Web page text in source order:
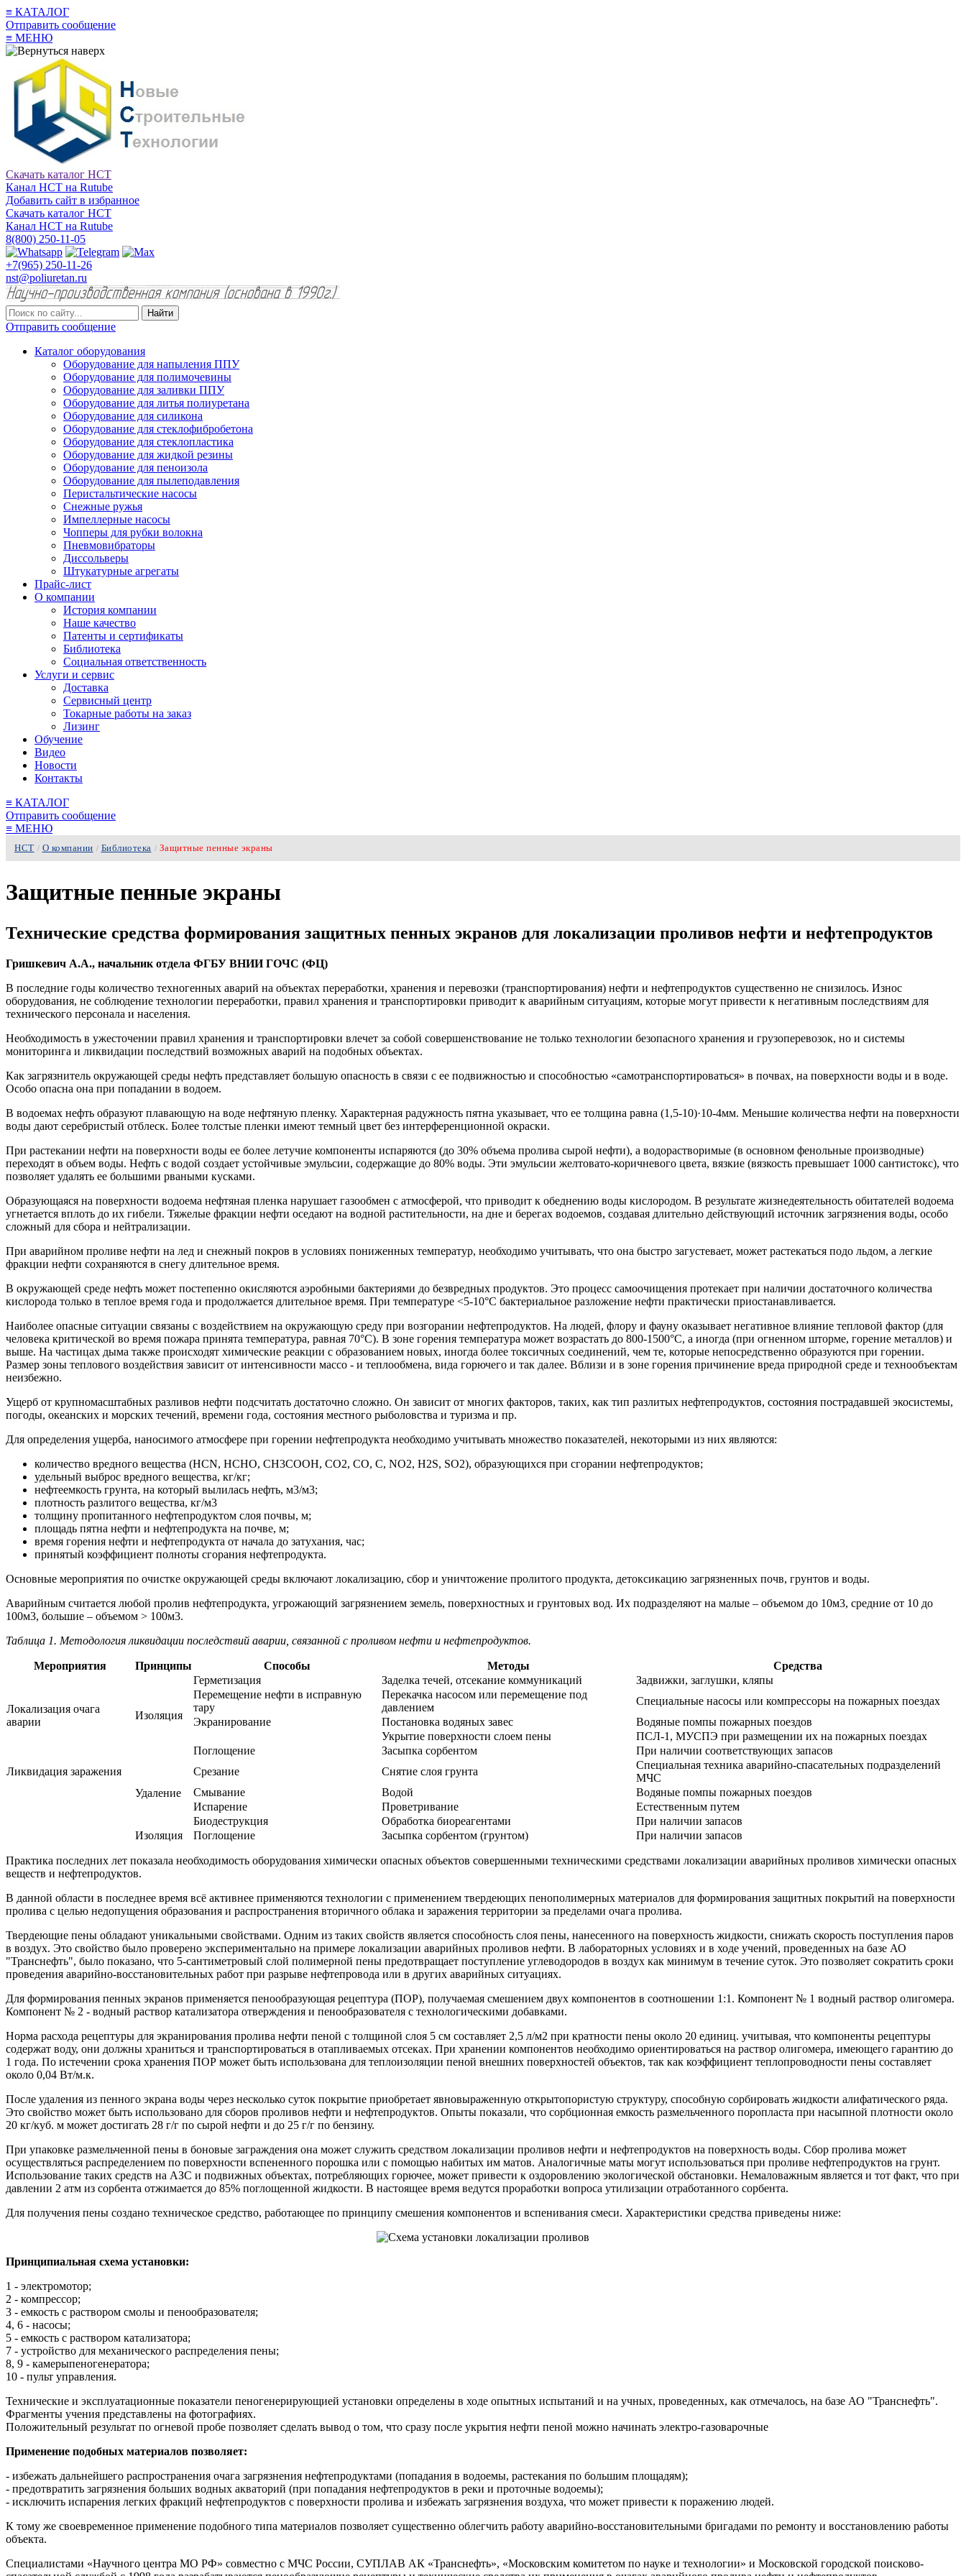
≡ КАТАЛОГ
Отправить сообщение
≡ МЕНЮ
Скачать каталог НСТ
Канал НСТ на Rutube
Добавить сайт в избранное
Скачать каталог НСТ
Канал НСТ на Rutube
8(800) 250-11-05
+7(965) 250-11-26
nst@poliuretan.ru
Найти
Отправить сообщение
Каталог оборудования
Оборудование для напыления ППУ
Оборудование для полимочевины
Оборудование для заливки ППУ
Оборудование для литья полиуретана
Оборудование для силикона
Оборудование для стеклофибробетона
Оборудование для стеклопластика
Оборудование для жидкой резины
Оборудование для пеноизола
Оборудование для пылеподавления
Перистальтические насосы
Снежные ружья
Импеллерные насосы
Чопперы для рубки волокна
Пневмовибраторы
Диссольверы
Штукатурные агрегаты
Прайс-лист
О компании
История компании
Наше качество
Патенты и сертификаты
Библиотека
Социальная ответственность
Услуги и сервис
Доставка
Сервисный центр
Токарные работы на заказ
Лизинг
Обучение
Видео
Новости
Контакты
≡ КАТАЛОГ
Отправить сообщение
≡ МЕНЮ
НСТ / О компании / Библиотека / Защитные пенные экраны
Защитные пенные экраны
Технические средства формирования защитных пенных экранов для локализации проливов нефти и нефтепродуктов
Гришкевич А.А., начальник отдела ФГБУ ВНИИ ГОЧС (ФЦ)
В последние годы количество техногенных аварий на объектах переработки, хранения и перевозки (транспортирования) нефти и нефтепродуктов существенно не снизилось. Износ
оборудования, не соблюдение технологии переработки, правил хранения и транспортировки приводит к аварийным ситуациям, которые могут привести к негативным последствиям для
технического персонала и населения.
Необходимость в ужесточении правил хранения и транспортировки влечет за собой совершенствование не только технологии безопасного хранения и грузоперевозок, но и системы
мониторинга и ликвидации последствий возможных аварий на подобных объектах.
Как загрязнитель окружающей среды нефть представляет большую опасность в связи с ее подвижностью и способностью «самотранспортироваться» в почвах, на поверхности воды и в воде.
Особо опасна она при попадании в водоем.
В водоемах нефть образуют плавающую на воде нефтяную пленку. Характерная радужность пятна указывает, что ее толщина равна (1,5-10)·10-4мм. Меньшие количества нефти на поверхности
воды дают серебристый отблеск. Более толстые пленки имеют темный цвет без интерференционной окраски.
При растекании нефти на поверхности воды ее более летучие компоненты испаряются (до 30% объема пролива сырой нефти), а водорастворимые (в основном фенольные производные)
переходят в объем воды. Нефть с водой создает устойчивые эмульсии, содержащие до 80% воды. Эти эмульсии желтовато-коричневого цвета, вязкие (вязкость превышает 1000 сантистокс), что
позволяет удалять ее большими рваными кусками.
Образующаяся на поверхности водоема нефтяная пленка нарушает газообмен с атмосферой, что приводит к обеднению воды кислородом. В результате жизнедеятельность обитателей водоема
угнетается вплоть до их гибели. Тяжелые фракции нефти оседают на водной растительности, на дне и берегах водоемов, создавая длительно действующий источник загрязнения воды, особо
сложный для сбора и нейтрализации.
При аварийном проливе нефти на лед и снежный покров в условиях пониженных температур, необходимо учитывать, что она быстро загустевает, может растекаться подо льдом, а легкие
фракции нефти сохраняются в снегу длительное время.
В окружающей среде нефть может постепенно окисляются аэробными бактериями до безвредных продуктов. Это процесс самоочищения протекает при наличии достаточного количества
кислорода только в теплое время года и продолжается длительное время. При температуре <5-10°C бактериальное разложение нефти практически приостанавливается.
Наиболее опасные ситуации связаны с воздействием на окружающую среду при возгорании нефтепродуктов. На людей, флору и фауну оказывает негативное влияние тепловой фактор (для
человека критической во время пожара принята температура, равная 70°С). В зоне горения температура может возрастать до 800-1500°С, а иногда (при огненном шторме, горение металлов) и
выше. На частицах дыма также происходят химические реакции с образованием новых, иногда более токсичных соединений, чем те, которые непосредственно образуются при горении.
Размер зоны теплового воздействия зависит от интенсивности массо - и теплообмена, вида горючего и так далее. Вблизи и в зоне горения причинение вреда природной среде и технообъектам
неизбежно.
Ущерб от крупномасштабных разливов нефти подсчитать достаточно сложно. Он зависит от многих факторов, таких, как тип разлитых нефтепродуктов, состояния пострадавшей экосистемы,
погоды, океанских и морских течений, времени года, состояния местного рыболовства и туризма и пр.
Для определения ущерба, наносимого атмосфере при горении нефтепродукта необходимо учитывать множество показателей, некоторыми из них являются:
количество вредного вещества (HCN, HCHO, CH3COOH, CO2, CO, C, NO2, H2S, SO2), образующихся при сгорании нефтепродуктов;
удельный выброс вредного вещества, кг/кг;
нефтеемкость грунта, на который вылилась нефть, м3/м3;
плотность разлитого вещества, кг/м3
толщину пропитанного нефтепродуктом слоя почвы, м;
площадь пятна нефти и нефтепродукта на почве, м;
время горения нефти и нефтепродукта от начала до затухания, час;
принятый коэффициент полноты сгорания нефтепродукта.
Основные мероприятия по очистке окружающей среды включают локализацию, сбор и уничтожение пролитого продукта, детоксикацию загрязненных почв, грунтов и воды.
Аварийным считается любой пролив нефтепродукта, угрожающий загрязнением земель, поверхностных и грунтовых вод. Их подразделяют на малые – объемом до 10м3, средние от 10 до
100м3, большие – объемом > 100м3.
Таблица 1. Методология ликвидации последствий аварии, связанной с проливом нефти и нефтепродуктов.
Мероприятия Принципы Способы Методы Средства
Локализация очага
аварии
Изоляция
Герметизация Заделка течей, отсекание коммуникаций
Задвижки, заглушки, кляпы
Перемещение нефти в исправную
тару
Перекачка насосом или перемещение под
давлением
Специальные насосы или компрессоры на пожарных поездах
Экранирование
Постановка водяных завес
Водяные помпы пожарных поездов
Укрытие поверхности слоем пены
ПСЛ-1, МУСПЭ при размещении их на пожарных поездах
Поглощение
Засыпка сорбентом
При наличии соответствующих запасов
Ликвидация заражения
Удаление
Срезание Снятие слоя грунта
Специальная техника аварийно-спасательных подразделений
МЧС
Смывание
Водой
Водяные помпы пожарных поездов
Испарение
Проветривание
Естественным путем
Биодеструкция
Обработка биореагентами
При наличии запасов
Изоляция
Поглощение Засыпка сорбентом (грунтом) При наличии запасов
Практика последних лет показала необходимость оборудования химически опасных объектов совершенными техническими средствами локализации аварийных проливов химически опасных
веществ и нефтепродуктов.
В данной области в последнее время всё активнее применяются технологии с применением твердеющих пенополимерных материалов для формирования защитных покрытий на поверхности
пролива с целью недопущения образования и распространения вторичного облака и заражения территории за пределами очага пролива.
Твердеющие пены обладают уникальными свойствами. Одним из таких свойств является способность слоя пены, нанесенного на поверхность жидкости, снижать скорость поступления паров
в воздух. Это свойство было проверено экспериментально на примере локализации аварийных проливов нефти. В лабораторных условиях и в ходе учений, проведенных на базе АО
"Транснефть", было показано, что 5-сантиметровый слой полимерной пены предотвращает поступление углеводородов в воздух как минимум в течение суток. Это позволяет сократить сроки
проведения аварийно-восстановительных работ при разрыве нефтепровода или в других аварийных ситуациях.
Для формирования пенных экранов применяется пенообразующая рецептура (ПОР), получаемая смешением двух компонентов в соотношении 1:1. Компонент № 1 водный раствор олигомера.
Компонент № 2 - водный раствор катализатора отверждения и пенообразователя с технологическими добавками.
Норма расхода рецептуры для экранирования пролива нефти пеной с толщиной слоя 5 см составляет 2,5 л/м2 при кратности пены около 20 единиц. учитывая, что компоненты рецептуры
содержат воду, они должны храниться и транспортироваться в отапливаемых отсеках. При хранении компонентов необходимо ориентироваться на раствор олигомера, имеющего гарантию до
1 года. По истечении срока хранения ПОР может быть использована для теплоизоляции пеной внешних поверхностей объектов, так как коэффициент теплопроводности пены составляет
около 0,04 Вт/м.к.
После удаления из пенного экрана воды через несколько суток покрытие приобретает явновыраженную открытопористую структуру, способную сорбировать жидкости алифатического ряда.
Это свойство может быть использовано для сборов проливов нефти и нефтепродуктов. Опыты показали, что сорбционная емкость размельченного поропласта при насыпной плотности около
20 кг/куб. м может достигать 28 г/г по сырой нефти и до 25 г/г по бензину.
При упаковке размельченной пены в боновые заграждения она может служить средством локализации проливов нефти и нефтепродуктов на поверхность воды. Сбор пролива может
осуществляться распределением по поверхности вспененного порошка или с помощью набитых им матов. Аналогичные маты могут использоваться при проливе нефтепродуктов на грунт.
Использование таких средств на АЗС и подвижных объектах, потребляющих горючее, может привести к оздоровлению экологической обстановки. Немаловажным является и тот факт, что при
давлении 2 атм из сорбента отжимается до 85% поглощенной жидкости. В настоящее время ведутся проработки вопроса утилизации отработанного сорбента.
Для получения пены создано техническое средство, работающее по принципу смешения компонентов и вспенивания смеси. Характеристики средства приведены ниже:
Принципиальная схема установки:
1 - электромотор;
2 - компрессор;
3 - емкость с раствором смолы и пенообразователя;
4, 6 - насосы;
5 - емкость с раствором катализатора;
7 - устройство для механического распределения пены;
8, 9 - камерыпеногенератора;
10 - пульт управления.
Технические и эксплуатационные показатели пеногенерирующией установки определены в ходе опытных испытаний и на учных, проведенных, как отмечалось, на базе АО "Транснефть".
Фрагменты учения представлены на фотографиях.
Положительный результат по огневой пробе позволяет сделать вывод о том, что сразу после укрытия нефти пеной можно начинать электро-газоварочные
Применение подобных материалов позволяет:
- избежать дальнейшего распространения очага загрязнения нефтепродуктами (попадания в водоемы, растекания по большим площадям);
- предотвратить загрязнения больших водных акваторий (при попадания нефтепродуктов в реки и проточные водоемы);
- исключить испарения легких фракций нефтепродуктов с поверхности пролива и избежать загрязнения воздуха, что может привести к поражению людей.
К тому же своевременное применение подобного типа материалов позволяет существенно облегчить работу аварийно-восстановительными бригадами по ремонту и восстановлению работы
объекта.
Специалистами «Научного центра МО РФ» совместно с МЧС России, СУПЛАВ АК «Транснефть», «Московским комитетом по науке и технологии» и Московской городской поисково-